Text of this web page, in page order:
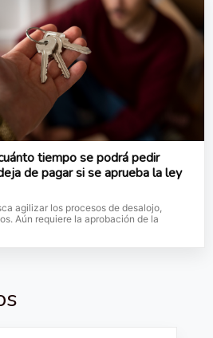
tiempo se podrá pedir
de pagar si se aprueba la ley
agilizar los procesos de desalojo,
Aún requiere la aprobación de la